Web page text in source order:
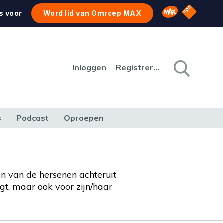
voor Word lid van Omroep MAX Omroep MAX
NPO
Inloggen Registreren
Podcast Oproepen
van de hersenen achteruit
maar ook voor zijn/haar